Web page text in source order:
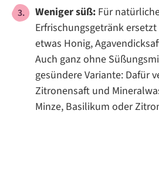
Weniger süß: Für
Erfrischungsgetränk
etwas Honig,
Auch ganz ohne
gesündere Variante: Dafür
Zitronensaft und
Minze, Basilikum oder